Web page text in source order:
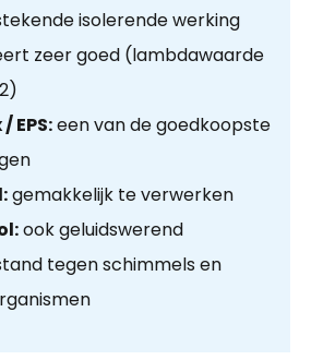
isolerende werking
zeer goed (lambdawaarde
EPS:een van de goedkoopste
gemakkelijk te verwerken
ook geluidswerend
tegen schimmels en